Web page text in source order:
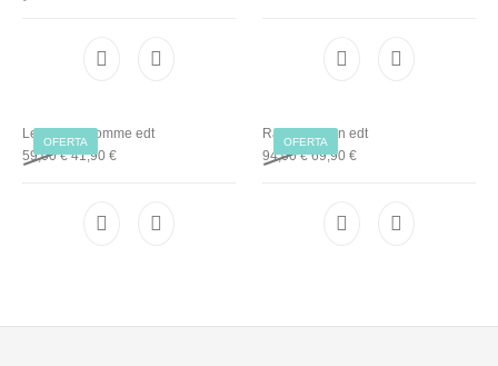
OFERTA
Lempicka Homme edt
59,00€ 41,90€
OFERTA
Ralph Lauren edt
94,00€Original price was: 94,00 €.
69,90 €Current price is: 69,90